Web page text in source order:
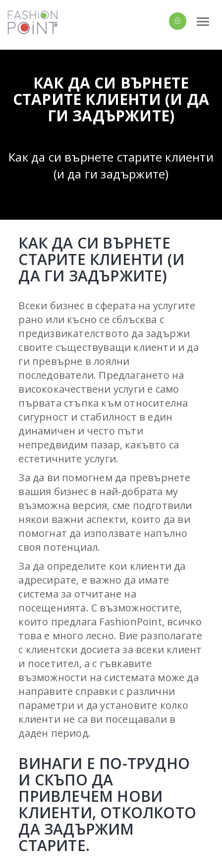
КАК ДА СИ ВЪРНЕТЕ
СТАРИТЕ КЛИЕНТИ (И ДА
ГИ ЗАДЪРЖИТЕ)
Как да си върнете старите клиенти
(и да ги задържите)
КАК ДА СИ ВЪРНЕТЕ
СТАРИТЕ КЛИЕНТИ (И
ДА ГИ ЗАДЪРЖИТЕ)
Всеки бизнес в сферата на услугите
рано или късно се сблъсква с
предизвикателството да задържи
своите съществуващи клиенти и да
ги превърне в лоялни
последователи. Предлагането на
висококачествени услуги е само
първата стъпка към относителна
сигурност и стабилност в един
динамичен и често пъти
непредвидим пазар, какъвто са
естетичните услуги.
За да ви помогнем да превърнете
вашия бизнес в най-добрата му
възможна версия, сме подготвили
някои важни аспекти, които да ви
помогнат да използвате напълно
своя потенциал.
За да определите кои клиенти да
адресирате, е важно да имате
система за отчитане на
посещенията. С възможностите,
които предлага FashionPoint, всичко
това е много лесно. Вие разполагате
с клиентски досиета за всеки клиент
и посетител, а с гъвкавите
възможности на системата може да
направите справки с различни
параметри и да установите колко
клиенти не са ви посещавали в
даден период.
ВИНАГИ Е ПО-ТРУДНО
И СКЪПО ДА
ПРИВЛЕЧЕМ НОВИ
КЛИЕНТИ, ОТКОЛКОТО
ДА ЗАДЪРЖИМ
СТАРИТЕ.